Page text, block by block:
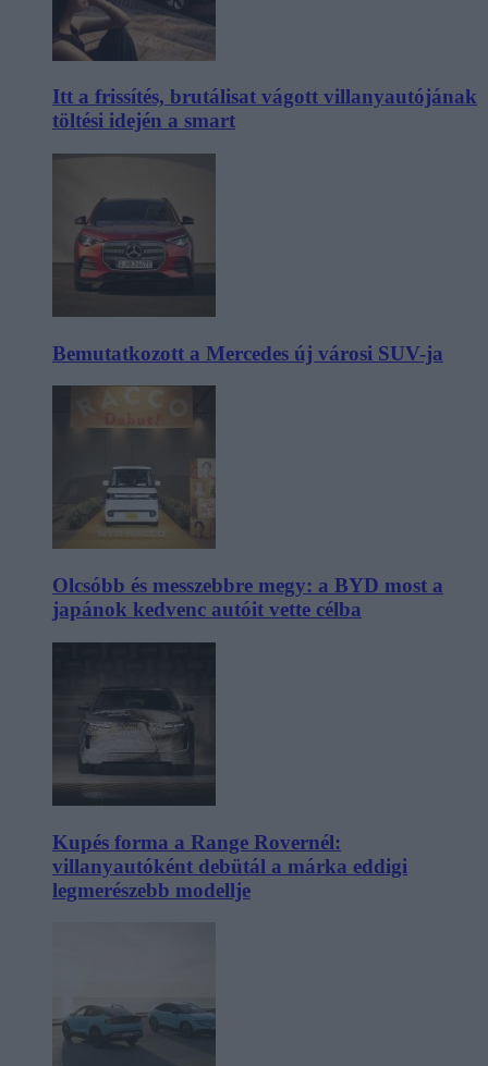
Itt a frissítés, brutálisat vágott villanyautójának
töltési idején a smart
Bemutatkozott a Mercedes új városi SUV-ja
Olcsóbb és messzebbre megy: a BYD most a
japánok kedvenc autóit vette célba
Kupés forma a Range Rovernél:
villanyautóként debütál a márka eddigi
legmerészebb modellje